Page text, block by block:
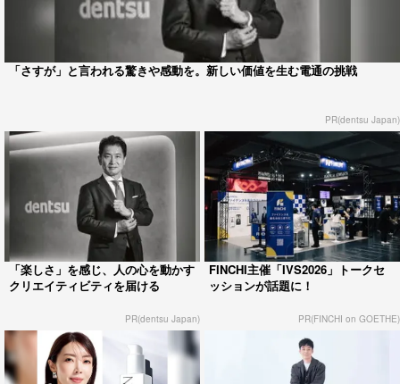
「さすが」と言われる驚きや感動を。新しい価値を生む電通の挑戦
PR(dentsu Japan)
「楽しさ」を感じ、人の心を動かす
クリエイティビティを届ける
PR(dentsu Japan)
FINCHI主催「IVS2026」トークセ
ッションが話題に！
PR(FINCHI on GOETHE)